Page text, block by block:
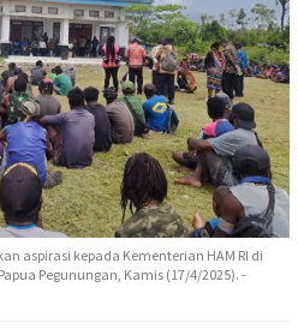
aspirasi kepada Kementerian HAM RI di
Pegunungan, Kamis (17/4/2025). -